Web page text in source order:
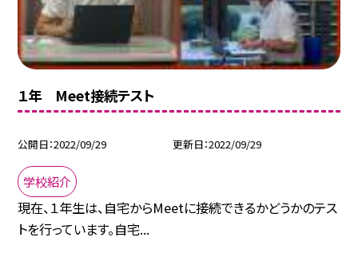
１年 Meet接続テスト
公開日 2022/09/29 更新日 2022/09/29
学校紹介
現在、１年生は、自宅からMeetに接続できるかどうかのテス
トを行っています。自宅...